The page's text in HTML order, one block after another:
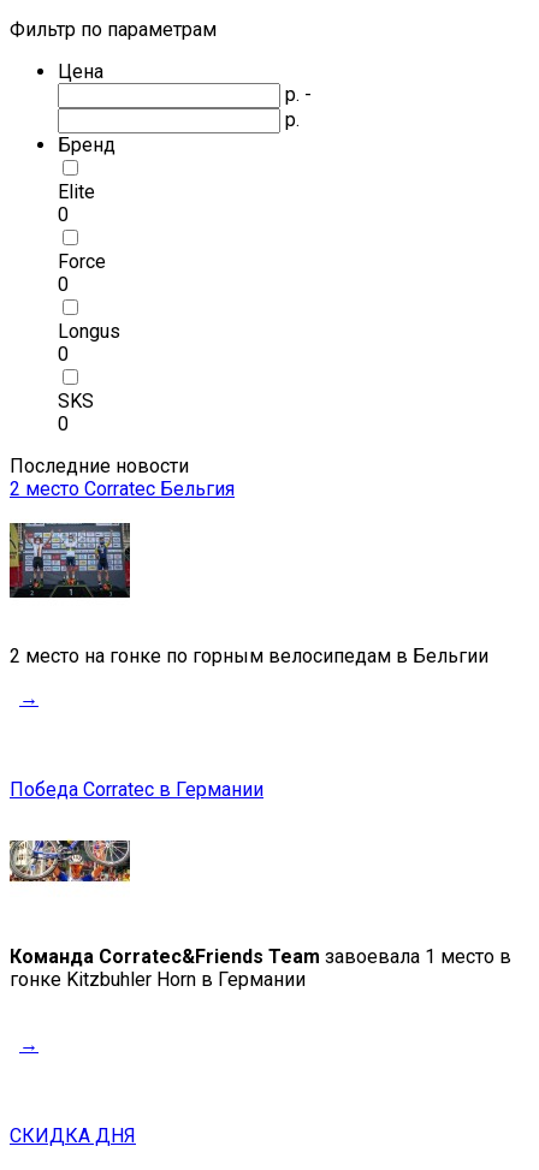
Фильтр по параметрам
Цена
р. -
р.
Бренд
Elite
0
Force
0
Longus
0
SKS
0
Последние новости
2 место Corratec Бельгия
2 место на гонке по горным велосипедам в Бельгии
→
Победа Corratec в Германии
Команда Corratec&Friends Team завоевала 1 место в
гонке Kitzbuhler Horn в Германии
→
СКИДКА ДНЯ